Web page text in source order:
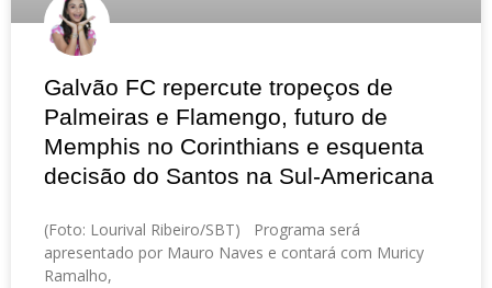
Galvão FC repercute tropeços de
Palmeiras e Flamengo, futuro de
Memphis no Corinthians e esquenta
decisão do Santos na Sul-Americana
(Foto: Lourival Ribeiro/SBT) Programa será
apresentado por Mauro Naves e contará com Muricy
Ramalho,